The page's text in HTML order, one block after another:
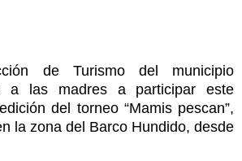
de Turismo del municipio
a las madres a participar este
del torneo “Mamis pescan”,
la zona del Barco Hundido, desde